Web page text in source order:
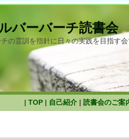
バーバーチ読書会
の霊訓を指針に日々の実践を目指す
| TOP | 自己紹介 | 読書会のご案